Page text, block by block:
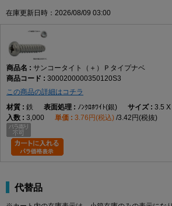
在庫更新日時：2026/08/09 03:00
サンコータイト（＋）Ｐタイプナベ
3000200000350120S3
この商品の詳細はコチラ
鉄
ﾉﾝｸﾛﾎﾜｲﾄ(銀) 3.5 X
3,000
3.76円(税込) 3.42円(税抜)
代替品